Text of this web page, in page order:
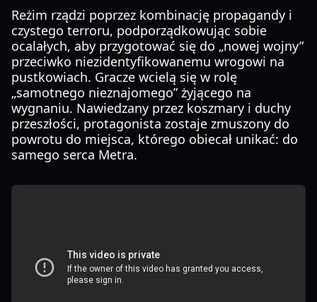
Reżim rządzi poprzez kombinację propagandy i
czystego terroru, podporządkowując sobie
ocalałych, aby przygotować się do „nowej wojny”
przeciwko niezidentyfikowanemu wrogowi na
pustkowiach. Gracze wcielą się w rolę
„samotnego nieznajomego” żyjącego na
wygnaniu. Nawiedzany przez koszmary i duchy
przeszłości, protagonista zostaje zmuszony do
powrotu do miejsca, którego obiecał unikać: do
samego serca Metra.